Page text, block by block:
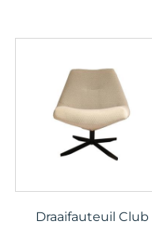
Draaifauteuil Club